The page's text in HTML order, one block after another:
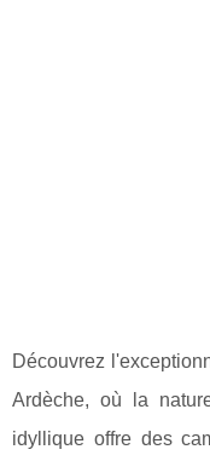
Découvrez
Ardèche, où la
idyllique offre des